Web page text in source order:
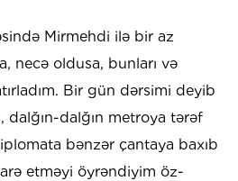
Mirmehdi ilə bir az
necə oldusa, bunları və
Bir gün dərsimi deyib
dalğın-dalğın metroya tərəf
bənzər çantaya baxıb
etməyi öyrəndiyim öz-